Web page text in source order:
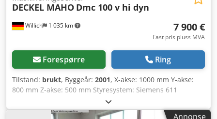
Willich 1 035 km
DECKEL MAHO Dmc 100 v hi dyn
7 900 €
Fast pris pluss MVA
Forespørre Ring
Tilstand: brukt, Byggeår: 2001, X-akse: 1000 mm Y-akse:
800 mm Z-akse: 500 mm Styresystem: Siemens 611
Heidenhain 430 med originalt løfteutstyr ISO 40
Dkodpeztfx Ajfx Anzor
Annonse